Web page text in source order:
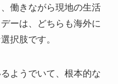
働きながら現地の生活
ーは、どちらも海外に
択肢です。
ようでいて、根本的な